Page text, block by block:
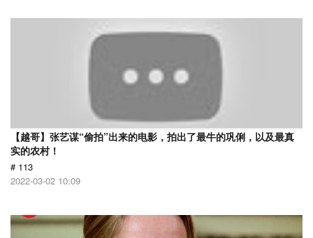
【越哥】张艺谋“偷拍”出来的电影，拍出了最牛的巩俐，以及最真
实的农村！
# 113
2022-03-02 10:09